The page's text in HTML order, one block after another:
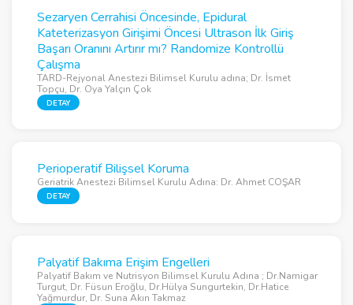
Sezaryen Cerrahisi Öncesinde, Epidural
Kateterizasyon Girişimi Öncesi Ultrason İlk Giriş
Başarı Oranını Artırır mı? Randomize Kontrollü
Çalışma
TARD-Rejyonal Anestezi Bilimsel Kurulu adına; Dr. İsmet
Topçu, Dr. Oya Yalçın Çok
DETAY
Perioperatif Bilişsel Koruma
Geriatrik Anestezi Bilimsel Kurulu Adına: Dr. Ahmet COŞAR
DETAY
Palyatif Bakıma Erişim Engelleri
Palyatif Bakım ve Nutrisyon Bilimsel Kurulu Adına ; Dr.Namigar
Turgut, Dr. Füsun Eroğlu, Dr.Hülya Sungurtekin, Dr.Hatice
Yağmurdur, Dr. Suna Akın Takmaz